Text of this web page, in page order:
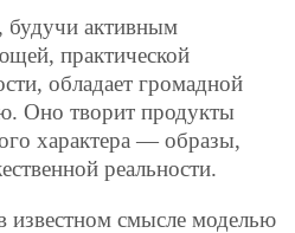
будучи активным
практической
обладает громадной
Оно творит продукты
характера — образы,
реальности.
известном смысле моделью